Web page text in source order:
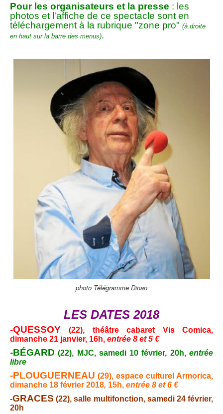
Pour les organisateurs et la presse : les
photos et l'affiche de ce spectacle sont en
téléchargement à la rubrique "zone pro" (à droite
en haut sur la barre des menus).
photo Télégramme Dinan
LES DATES 2018
-QUESSOY(22), théâtre cabaret Vis Comica,
dimanche 21 janvier, 16h, entrée 8 et 5 €
-BÉGARD (22), MJC, samedi 10 février, 20h, entrée
libre
-PLOUGUERNEAU (29), espace culturel Armorica,
dimanche 18 février 2018, 15h, entrée 8 et 6 €
-GRACES (22), salle multifonction, samedi 24 février,
20h